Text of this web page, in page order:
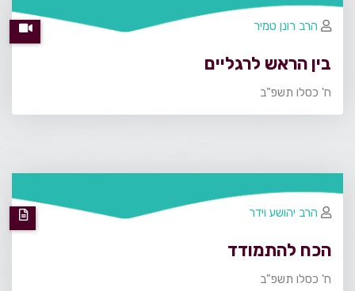
בין הראש לרגליים
ח' כסלו תשפ"ב
הרב רונן טמיר
הכח להתמודד
ח' כסלו תשפ"ב
הרב יהושע וידר